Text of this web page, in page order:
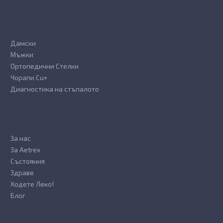
Дамски
Мъжки
Ортопедични Стелки
Чорапи Cu+
Диагностика на стъпалото
За нас
За Aetrex
Състояния
Здраве
Ходете Леко!
Блог